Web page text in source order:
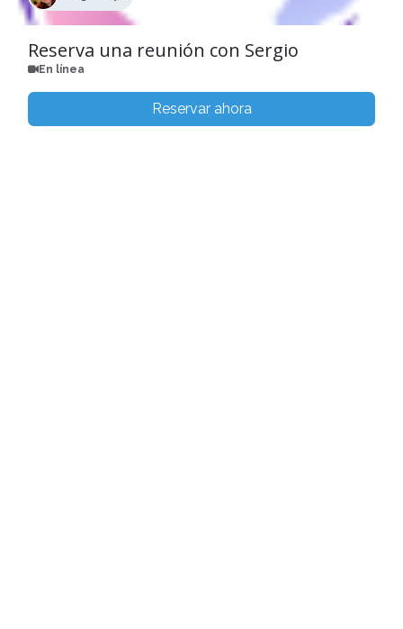
Reserva una reunión con Sergio
En línea
Reservar ahora